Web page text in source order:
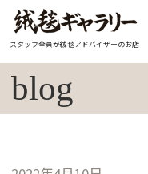
スタッフ全員が絨毯アドバイザーのお店
blog